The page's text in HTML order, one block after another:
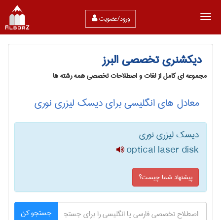
ورود/عضویت
دیکشنری تخصصی البرز
مجموعه ای کامل از لغات و اصطلاحات تخصصی همه رشته ها
معادل های انگلیسی برای دیسک لیزری نوری
دیسک لیزری نوری
optical laser disk
پیشنهاد شما چیست؟
جستجو کن